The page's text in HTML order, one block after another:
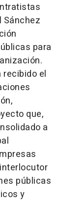
Sánchez
para
recibido el
que,
a
públicas
y